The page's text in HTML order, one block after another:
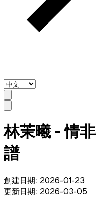
林茉曦 - 情
譜
創建日期: 2026-01-23
更新日期: 2026-03-05